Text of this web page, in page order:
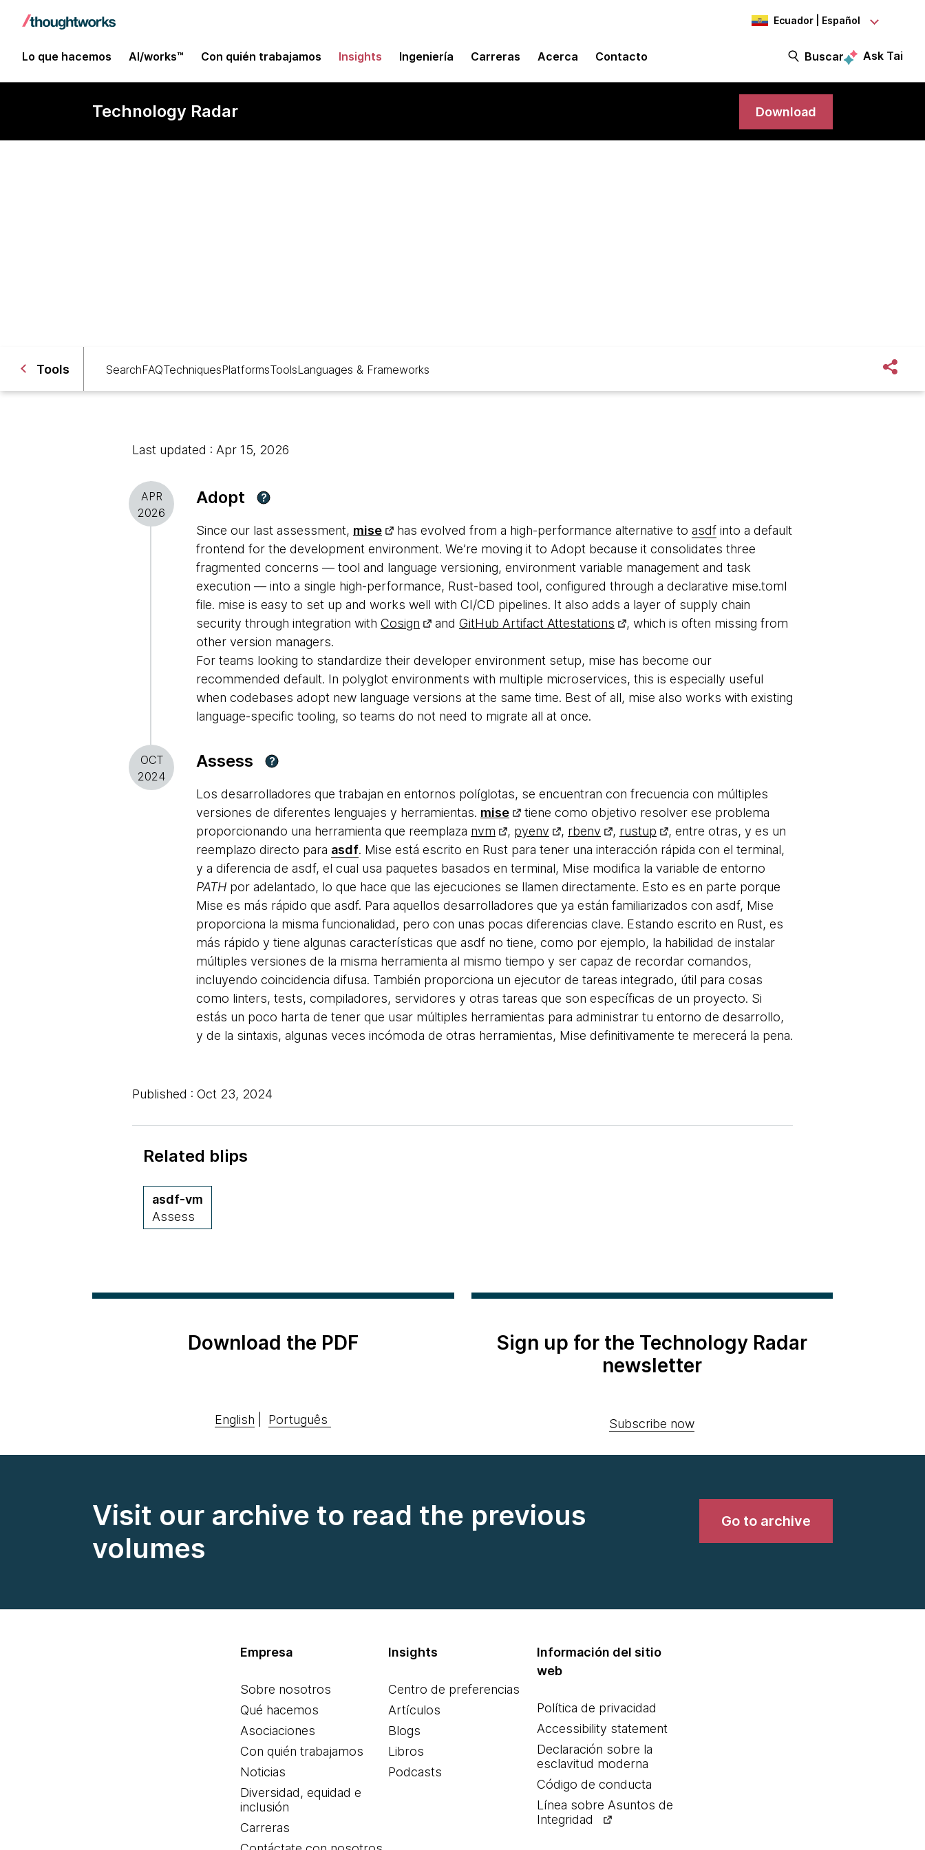
Ecuador | Español
Lo que hacemos AI/works™ Con quién trabajamos Insights Ingeniería Carreras Acerca Contacto Buscar Ask Tai
Technology Radar Download
Tools SearchFAQTechniquesPlatformsToolsLanguages & Frameworks
Last updated : Apr 15, 2026
APR
2026
Adopt ?
Since our last assessment, mise has evolved from a high-performance alternative to asdf into a default
frontend for the development environment. We’re moving it to Adopt because it consolidates three
fragmented concerns — tool and language versioning, environment variable management and task
execution — into a single high-performance, Rust-based tool, configured through a declarative mise.toml
file. mise is easy to set up and works well with CI/CD pipelines. It also adds a layer of supply chain
security through integration with Cosign and GitHub Artifact Attestations
, which is often missing from
other version managers.
For teams looking to standardize their developer environment setup, mise has become our
recommended default. In polyglot environments with multiple microservices, this is especially useful
when codebases adopt new language versions at the same time. Best of all, mise also works with existing
language-specific tooling, so teams do not need to migrate all at once.
OCT
2024
Assess ?
Los desarrolladores que trabajan en entornos políglotas, se encuentran con frecuencia con múltiples
versiones de diferentes lenguajes y herramientas. mise
tiene como objetivo resolver ese problema
proporcionando una herramienta que reemplaza nvm , pyenv , rbenv , rustup
, entre otras, y es un
reemplazo directo para asdf. Mise está escrito en Rust para tener una interacción rápida con el terminal,
y a diferencia de asdf, el cual usa paquetes basados en terminal, Mise modifica la variable de entorno
PATH por adelantado, lo que hace que las ejecuciones se llamen directamente. Esto es en parte porque
Mise es más rápido que asdf. Para aquellos desarrolladores que ya están familiarizados con asdf, Mise
proporciona la misma funcionalidad, pero con unas pocas diferencias clave. Estando escrito en Rust, es
más rápido y tiene algunas características que asdf no tiene, como por ejemplo, la habilidad de instalar
múltiples versiones de la misma herramienta al mismo tiempo y ser capaz de recordar comandos,
incluyendo coincidencia difusa. También proporciona un ejecutor de tareas integrado, útil para cosas
como linters, tests, compiladores, servidores y otras tareas que son específicas de un proyecto. Si
estás un poco harta de tener que usar múltiples herramientas para administrar tu entorno de desarrollo,
y de la sintaxis, algunas veces incómoda de otras herramientas, Mise definitivamente te merecerá la pena.
Published : Oct 23, 2024
Related blips
asdf-vm
Assess
Download the PDF
English Português
Sign up for the Technology Radar
newsletter
Subscribe now
Visit our archive to read the previous
volumes
Go to archive
Empresa
Sobre nosotros
Qué hacemos
Asociaciones
Con quién trabajamos
Noticias
Diversidad, equidad e
inclusión
Carreras
Insights
Centro de preferencias
Artículos
Blogs
Libros
Podcasts
Información del sitio
web
Política de privacidad
Accessibility statement
Declaración sobre la
esclavitud moderna
Código de conducta
Línea sobre Asuntos de
Integridad